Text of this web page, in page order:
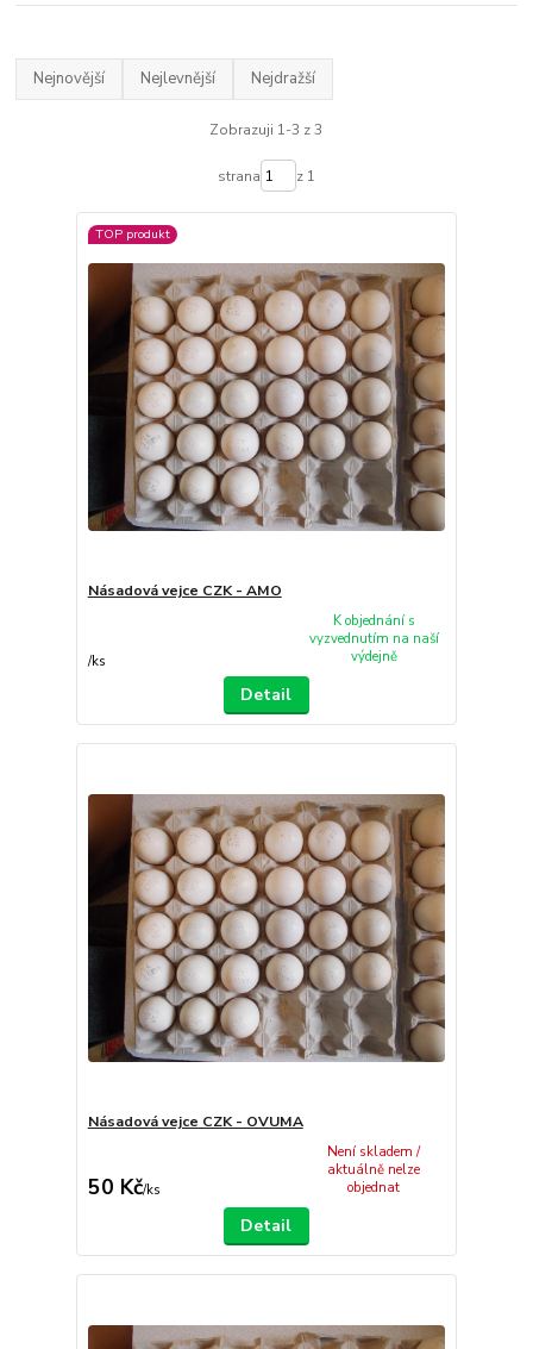
Nejnovější Nejlevnější Nejdražší
Zobrazuji 1-3 z 3
strana z 1
TOP produkt
Násadová vejce CZK - AMO
/ks
K objednání s
vyzvednutím na naší
výdejně
Detail
Násadová vejce CZK - OVUMA
50 Kč/ks
Není skladem /
aktuálně nelze
objednat
Detail